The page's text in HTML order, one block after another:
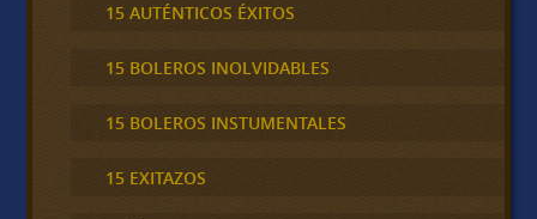
15 AUTÉNTICOS ÉXITOS
15 BOLEROS INOLVIDABLES
15 BOLEROS INSTUMENTALES
15 EXITAZOS